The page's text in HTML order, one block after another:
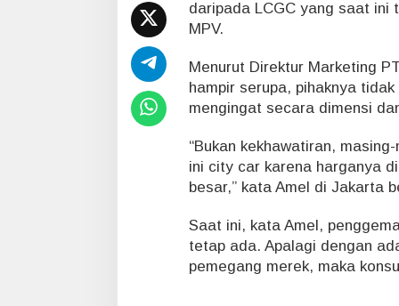
h
a
i
M
o
L
C
C
daripada LCGC yang saat ini
MPV.
Menurut Direktur Marketing
hampir serupa, pihaknya
mengingat secara dimensi
“Bukan kekhawatiran,
ini city car karena harganya
besar,” kata Amel di Jakarta
Saat ini, kata Amel,
tetap ada. Apalagi dengan
pemegang merek, maka